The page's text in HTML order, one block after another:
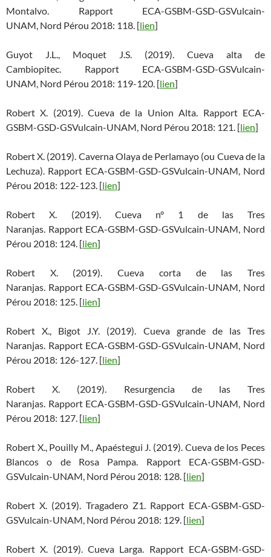
Montalvo. Rapport ECA-GSBM-GSD-GSVulcain-
UNAM, Nord Pérou 2018: 118. [lien]
Guyot J.L., Moquet J.S. (2019). Cueva alta de
Cambiopitec. Rapport ECA-GSBM-GSD-GSVulcain-
UNAM, Nord Pérou 2018: 119-120. [lien]
Robert X. (2019). Cueva de la Union Alta. Rapport ECA-
GSBM-GSD-GSVulcain-UNAM, Nord Pérou 2018: 121. [lien]
Robert X. (2019). Caverna Olaya de Perlamayo (ou Cueva de la
Lechuza). Rapport ECA-GSBM-GSD-GSVulcain-UNAM, Nord
Pérou 2018: 122-123. [lien]
Robert X. (2019). Cueva n° 1 de las Tres
Naranjas. Rapport ECA-GSBM-GSD-GSVulcain-UNAM, Nord
Pérou 2018: 124. [lien]
Robert X. (2019). Cueva corta de las Tres
Naranjas. Rapport ECA-GSBM-GSD-GSVulcain-UNAM, Nord
Pérou 2018: 125. [lien]
Robert X., Bigot J.Y. (2019). Cueva grande de las Tres
Naranjas. Rapport ECA-GSBM-GSD-GSVulcain-UNAM, Nord
Pérou 2018: 126-127. [lien]
Robert X. (2019). Resurgencia de las Tres
Naranjas. Rapport ECA-GSBM-GSD-GSVulcain-UNAM, Nord
Pérou 2018: 127. [lien]
Robert X., Pouilly M., Apaéstegui J. (2019). Cueva de los Peces
Blancos o de Rosa Pampa. Rapport ECA-GSBM-GSD-
GSVulcain-UNAM, Nord Pérou 2018: 128. [lien]
Robert X. (2019). Tragadero Z1. Rapport ECA-GSBM-GSD-
GSVulcain-UNAM, Nord Pérou 2018: 129. [lien]
Robert X. (2019). Cueva Larga. Rapport ECA-GSBM-GSD-